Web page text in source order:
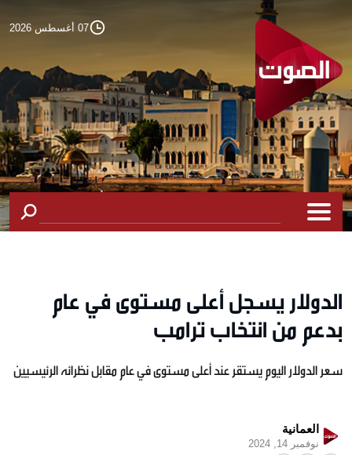
07 أغسطس 2026
الدولار يسجل أعلى مستوى في عام
بدعم من انتخاب ترامب
سعر الدولار اليوم يستقر عند أعلى مستوى في عام مقابل نظرائه الرئيسيين
العمانية
نوفمبر 14, 2024